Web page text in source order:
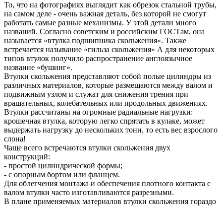
То, что на фотографиях выглядит как обрезок стальной трубы,
на самом деле - очень важная деталь, без которой не смогут
работать самые разные механизмы. У этой детали много
названий. Согласно советским и российским ГОСТам, она
называется «втулка подшипника скольжения». Также
встречается называние «гильза скольжения» А для некоторых
типов втулок получило распространение англоязычное
название «бушинг».
Втулки скольжения представляют собой полые цилиндры из
различных материалов, которые размещаются между валом и
подвижным узлом и служат для снижения трения при
вращательных, колебательных или продольных движениях.
Втулки рассчитаны на огромные радиальные нагрузки:
крошечная втулка, которую легко спрятать в кулаке, может
выдержать нагрузку до нескольких тонн, то есть вес взрослого
слона!
Чаще всего встречаются втулки скольжения двух
конструкций:
- простой цилиндрической формы;
- с опорным бортом или фланцем.
Для облегчения монтажа и обеспечения плотного контакта с
валом втулки часто изготавливаются разрезными.
В плане применяемых материалов втулки скольжения гораздо